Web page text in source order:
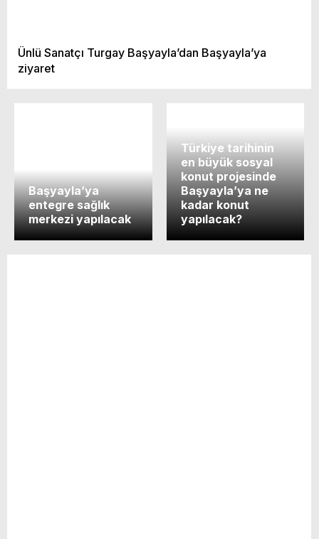
Ünlü Sanatçı Turgay Başyayla’dan Başyayla’ya
ziyaret
Başyayla’ya
entegre sağlık
merkezi yapılacak
Türkiye tarihinin
en büyük sosyal
konut projesinde
Başyayla’ya ne
kadar konut
yapılacak?